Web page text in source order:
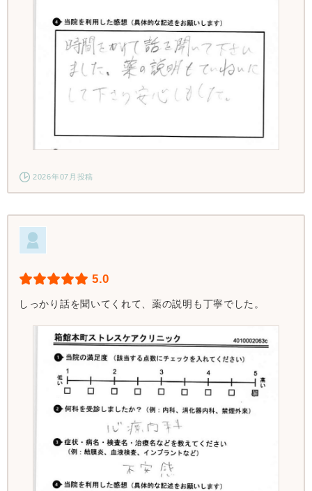
2026年07月投稿
5.0
しっかり話を聞いてくれて、薬の説明も丁寧でした。